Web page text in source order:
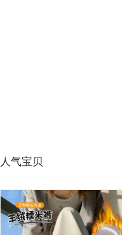
人气宝贝